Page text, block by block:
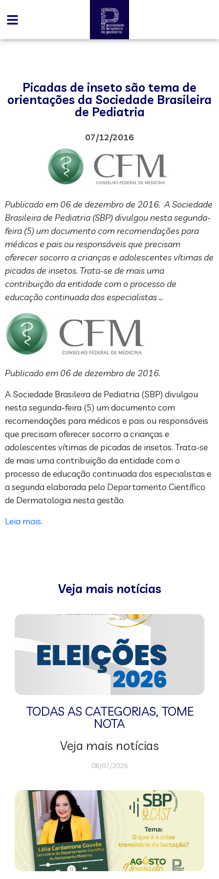
Picadas de inseto são tema de
orientações da Sociedade Brasileira
de Pediatria
07/12/2016
Publicado em 06 de dezembro de 2016. A Sociedade
Brasileira de Pediatria (SBP) divulgou nesta segunda-
feira (5) um documento com recomendações para
médicos e pais ou responsáveis que precisam
oferecer socorro a crianças e adolescentes vítimas de
picadas de insetos. Trata-se de mais uma
contribuição da entidade com o processo de
educação continuada dos especialistas …
Publicado em 06 de dezembro de 2016.
A Sociedade Brasileira de Pediatria (SBP) divulgou
nesta segunda-feira (5) um documento com
recomendações para médicos e pais ou responsáveis
que precisam oferecer socorro a crianças e
adolescentes vítimas de picadas de insetos. Trata-se
de mais uma contribuição da entidade com o
processo de educação continuada dos especialistas e
a segunda elaborada pelo Departamento Científico
de Dermatologia nesta gestão.
Leia mais.
Veja mais notícias
TODAS AS CATEGORIAS, TOME
NOTA
Veja mais notícias
08/07/2026